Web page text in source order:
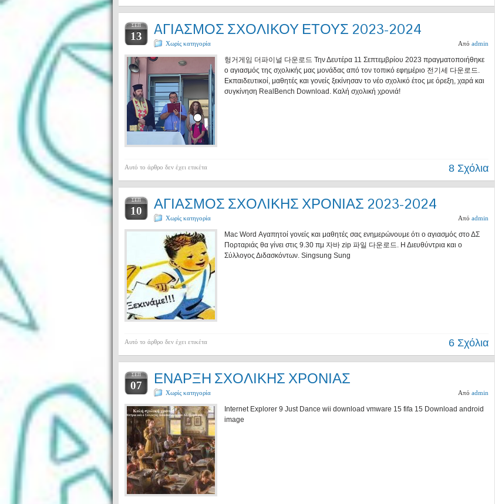
ΣΕΠ
13 AΓΙΑΣΜΟΣ ΣΧΟΛΙΚΟΥ ΕΤΟΥΣ 2023-2024
Χωρίς κατηγορία Από admin
헝거게임 더파이널 다운로드 Την Δευτέρα 11 Σεπτεμβρίου 2023 πραγματοποιήθηκε
ο αγιασμός της σχολικής μας μονάδας από τον τοπικό εφημέριο 전기세 다운로드.
Εκπαιδευτικοί, μαθητές και γονείς ξεκίνησαν το νέο σχολικό έτος με όρεξη, χαρά και
συγκίνηση RealBench Download. Καλή σχολική χρονιά!
Αυτό το άρθρο δεν έχει ετικέτα 8 Σχόλια
ΣΕΠ
10 ΑΓΙΑΣΜΟΣ ΣΧΟΛΙΚΗΣ ΧΡΟΝΙΑΣ 2023-2024
Χωρίς κατηγορία Από admin
Mac Word Αγαπητοί γονείς και μαθητές σας ενημερώνουμε ότι ο αγιασμός στο ΔΣ
Πορταριάς θα γίνει στις 9.30 πμ 자바 zip 파일 다운로드. Η Διευθύντρια και ο
Σύλλογος Διδασκόντων. Singsung Sung
Αυτό το άρθρο δεν έχει ετικέτα 6 Σχόλια
ΣΕΠ
07 ΕΝΑΡΞΗ ΣΧΟΛΙΚΗΣ ΧΡΟΝΙΑΣ
Χωρίς κατηγορία Από admin
Internet Explorer 9 Just Dance wii download vmware 15 fifa 15 Download android
image